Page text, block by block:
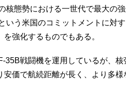
態勢における一世代で最大の
いう米国のコミットメントに対
強化するものでもある。
戦闘機を運用しているが、核
価で航続距離が長く、より多様